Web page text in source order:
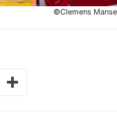
©Clemens